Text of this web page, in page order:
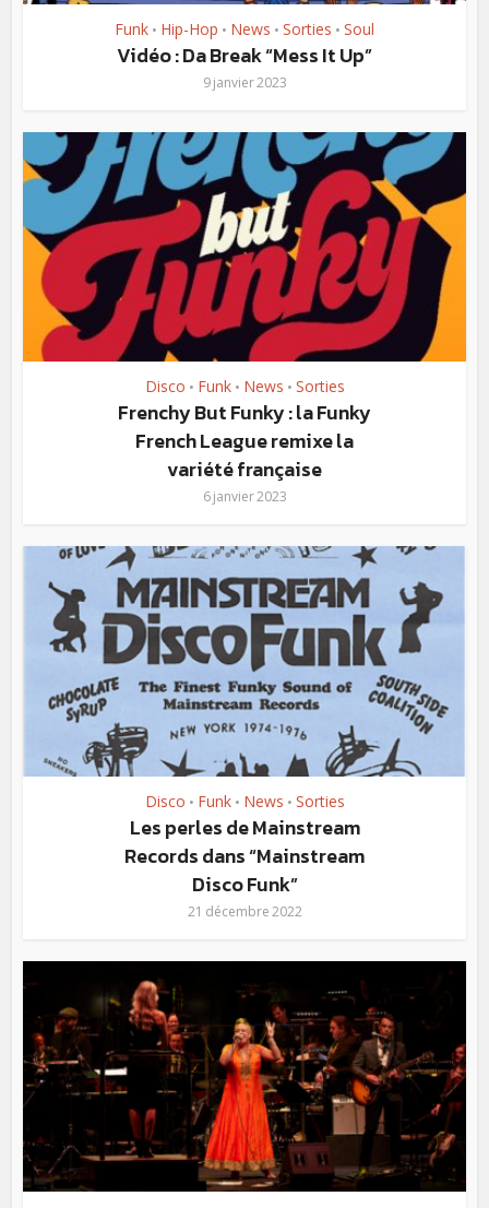
Funk • Hip-Hop • News • Sorties • Soul
Vidéo : Da Break “Mess It Up”
9 janvier 2023
Disco • Funk • News • Sorties
Frenchy But Funky : la Funky
French League remixe la
variété française
6 janvier 2023
Disco • Funk • News • Sorties
Les perles de Mainstream
Records dans “Mainstream
Disco Funk”
21 décembre 2022